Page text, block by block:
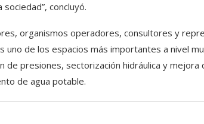
concluyó.
organismos operadores, consultores y
uno de los espacios más importantes a nivel
presiones, sectorización hidráulica y mejora
de agua potable.